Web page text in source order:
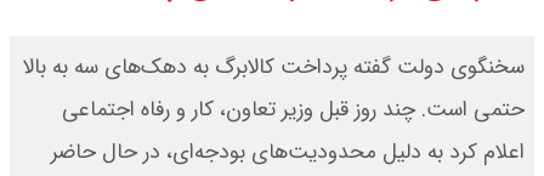
۱۴۰۵ اعلام شد/ طلا بر مدار صعود
قیمت نفت امروز جمعه ۱۶ مرداد ۱۴۰۵
سخنگوی دولت گفته پرداخت کالابرگ به دهک‌های سه به بالا
حتمی است. چند روز قبل وزیر تعاون، کار و رفاه اجتماعی
اعلام کرد به دلیل محدودیت‌های بودجه‌ای، در حال حاضر